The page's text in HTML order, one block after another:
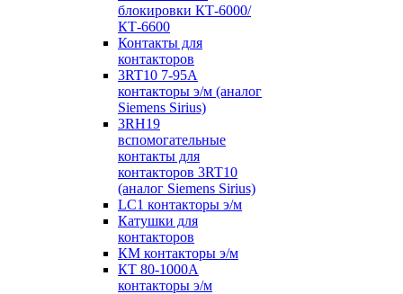
блокировки КТ-6000/
КТ-6600
Контакты для
контакторов
3RT10 7-95А
контакторы э/м (аналог
Siemens Sirius)
3RH19
вспомогательные
контакты для
контакторов 3RT10
(аналог Siemens Sirius)
LC1 контакторы э/м
Катушки для
контакторов
КМ контакторы э/м
КТ 80-1000А
контакторы э/м